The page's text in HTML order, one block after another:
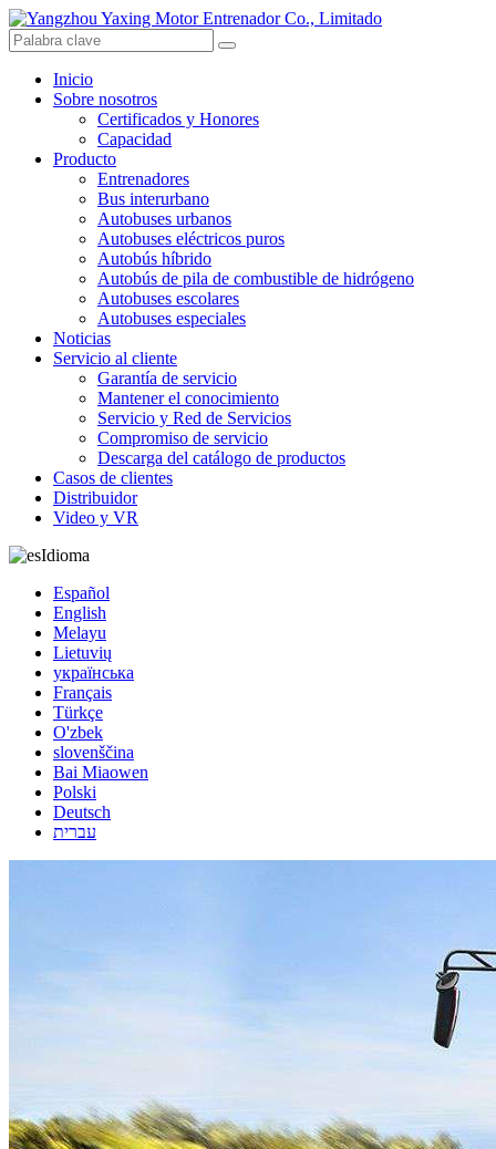
Inicio
Sobre nosotros
Certificados y Honores
Capacidad
Producto
Entrenadores
Bus interurbano
Autobuses urbanos
Autobuses eléctricos puros
Autobús híbrido
Autobús de pila de combustible de hidrógeno
Autobuses escolares
Autobuses especiales
Noticias
Servicio al cliente
Garantía de servicio
Mantener el conocimiento
Servicio y Red de Servicios
Compromiso de servicio
Descarga del catálogo de productos
Casos de clientes
Distribuidor
Video y VR
Idioma
Español
English
Melayu
Lietuvių
українська
Français
Türkçe
O'zbek
slovenščina
Bai Miaowen
Polski
Deutsch
עברית